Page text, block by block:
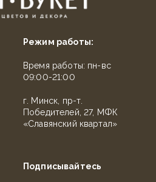
Режим работы:
Время работы: пн-вс
09:00-21:00
г. Минск, пр-т.
Победителей, 27, МФК
«Славянский квартал»
Подписывайтесь